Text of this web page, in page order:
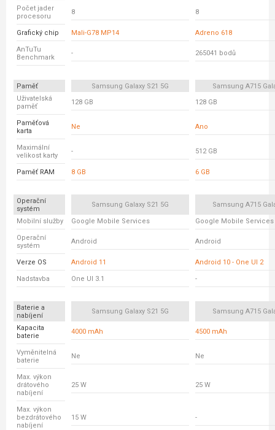
Počet jader
procesoru
8 8
Grafický chip Mali-G78 MP14 Adreno 618
AnTuTu
Benchmark
- 265041 bodů
Paměť Samsung Galaxy S21 5G
Samsung A715
Uživatelská
paměť
128 GB 128 GB
Paměťová
karta
Ne Ano
Maximální
velikost karty
- 512 GB
Paměť RAM 8 GB 6 GB
Operační
systém
Samsung Galaxy S21 5G Samsung A715
Mobilní služby Google Mobile Services Google Mobile Services
Operační
systém
Android Android
Verze OS Android 11 Android 10 - One UI 2
Nadstavba One UI 3.1 -
Baterie a
nabíjení
Samsung Galaxy S21 5G Samsung A715
Kapacita
baterie
4000 mAh 4500 mAh
Vyměnitelná
baterie
Ne Ne
Max. výkon
drátového
nabíjení
25 W 25 W
Max. výkon
bezdrátového
nabíjení
15 W -